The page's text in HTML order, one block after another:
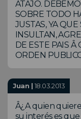
ATAJO.
SOBRE TODO
JUSTAS, YA
INSULTAN,
DE ESTE PAIS Â
ORDEN
Juan | 18.03.2013
Â¿A quien
su interés es